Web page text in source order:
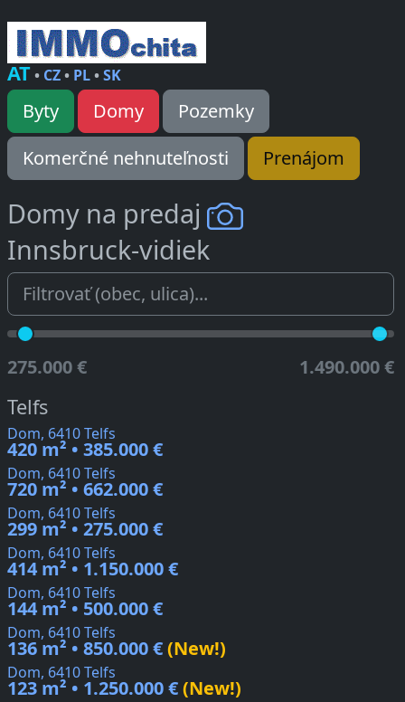
AT• CZ• PL•SK
Byty Domy
Pozemky
Komerčné nehnuteľnosti
Prenájom
Domy na predaj
Innsbruck-vidiek
275.000 € 1.490.000 €
Telfs
Dom, 6410 Telfs
420 m² • 385.000 €
Dom, 6410 Telfs
720 m² • 662.000 €
Dom, 6410 Telfs
299 m² • 275.000 €
Dom, 6410 Telfs
414 m² • 1.150.000 €
Dom, 6410 Telfs
144 m² • 500.000 €
Dom, 6410 Telfs
136 m² • 850.000 €(New!)
Dom, 6410 Telfs
123 m² • 1.250.000 €(New!)